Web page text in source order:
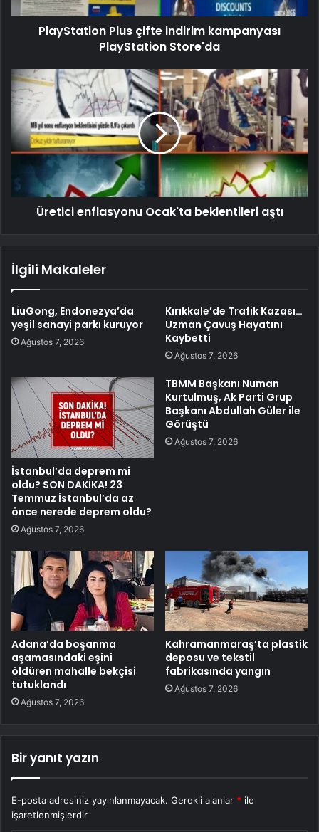
PlayStation Plus çifte indirim kampanyası
PlayStation Store'da
Üretici enflasyonu Ocak'ta beklentileri aştı
İlgili Makaleler
LiuGong, Endonezya’da
yeşil sanayi parkı kuruyor
Ağustos 7, 2026
Kırıkkale’de Trafik Kazası…
Uzman Çavuş Hayatını
Kaybetti
Ağustos 7, 2026
İstanbul’da deprem mi
oldu? SON DAKİKA! 23
Temmuz İstanbul’da az
önce nerede deprem oldu?
Ağustos 7, 2026
TBMM Başkanı Numan
Kurtulmuş, Ak Parti Grup
Başkanı Abdullah Güler ile
Görüştü
Ağustos 7, 2026
Adana’da boşanma
aşamasındaki eşini
öldüren mahalle bekçisi
tutuklandı
Ağustos 7, 2026
Kahramanmaraş’ta plastik
deposu ve tekstil
fabrikasında yangın
Ağustos 7, 2026
Bir yanıt yazın
E-posta adresiniz yayınlanmayacak. Gerekli alanlar * ile
işaretlenmişlerdir